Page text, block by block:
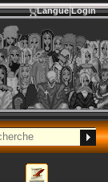
Langue Login